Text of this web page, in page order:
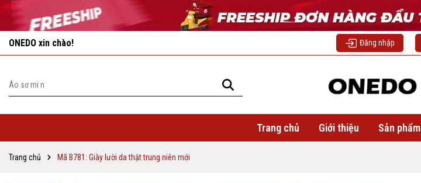
Vô vàn khuyến mãi hấp dẫn đang chờ đợi bạn! Đăng nhập
Trang chủ Giới thiệu Sản phẩm
Trang chủ Mã B781: Giày lười da thật trung niên mới